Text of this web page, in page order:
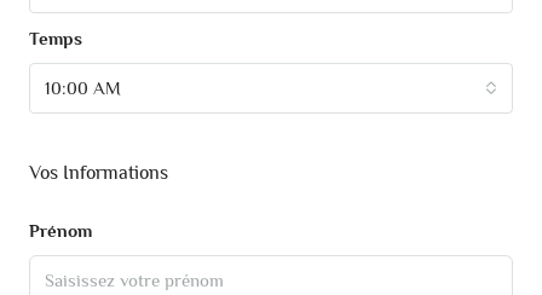
Temps
10:00 AM
Vos Informations
Prénom